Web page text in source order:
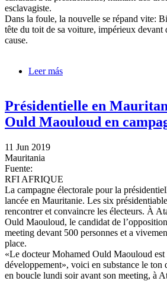
esclavagiste.
Dans la foule, la nouvelle se répand vite:
tête du toit de sa voiture, impérieux devant
cause.
Leer más
Présidentielle en
Ould Maouloud en
11 Jun 2019
Mauritania
Fuente:
RFI AFRIQUE
La campagne électorale pour la
lancée en Mauritanie. Les six
rencontrer et convaincre les électeurs. À
Ould Maouloud, le candidat de
meeting devant 500 personnes et a
place.
«Le docteur Mohamed Ould Maouloud
développement», voici en substance le ton
en boucle lundi soir avant son meeting, à